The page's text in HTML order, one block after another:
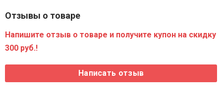
Отзывы о товаре
Напишите отзыв о товаре и получите купон на скидку
300 руб.!